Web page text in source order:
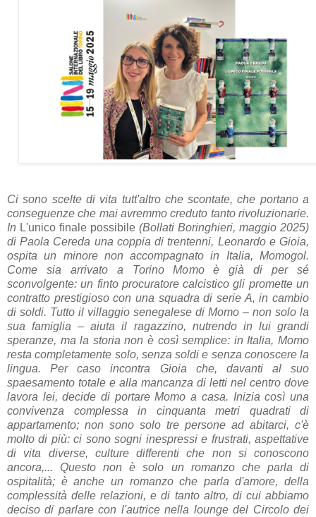
Ci sono scelte di vita tutt'altro che scontate, che portano a
conseguenze che mai avremmo creduto tanto rivoluzionarie.
In L'unico finale possibile (Bollati Boringhieri, maggio 2025)
di Paola Cereda una coppia di trentenni, Leonardo e Gioia,
ospita un minore non accompagnato in Italia, Momogol.
Come sia arrivato a Torino Momo è già di per sé
sconvolgente: un finto procuratore calcistico gli promette un
contratto prestigioso con una squadra di serie A, in cambio
di soldi. Tutto il villaggio senegalese di Momo – non solo la
sua famiglia – aiuta il ragazzino, nutrendo in lui grandi
speranze, ma la storia non è così semplice: in Italia, Momo
resta completamente solo, senza soldi e senza conoscere la
lingua. Per caso incontra Gioia che, davanti al suo
spaesamento totale e alla mancanza di letti nel centro dove
lavora lei, decide di portare Momo a casa. Inizia così una
convivenza complessa in cinquanta metri quadrati di
appartamento; non sono solo tre persone ad abitarci, c'è
molto di più: ci sono sogni inespressi e frustrati, aspettative
di vita diverse, culture differenti che non si conoscono
ancora,... Questo non è solo un romanzo che parla di
ospitalità; è anche un romanzo che parla d'amore, della
complessità delle relazioni, e di tanto altro, di cui abbiamo
deciso di parlare con l'autrice nella lounge del Circolo dei